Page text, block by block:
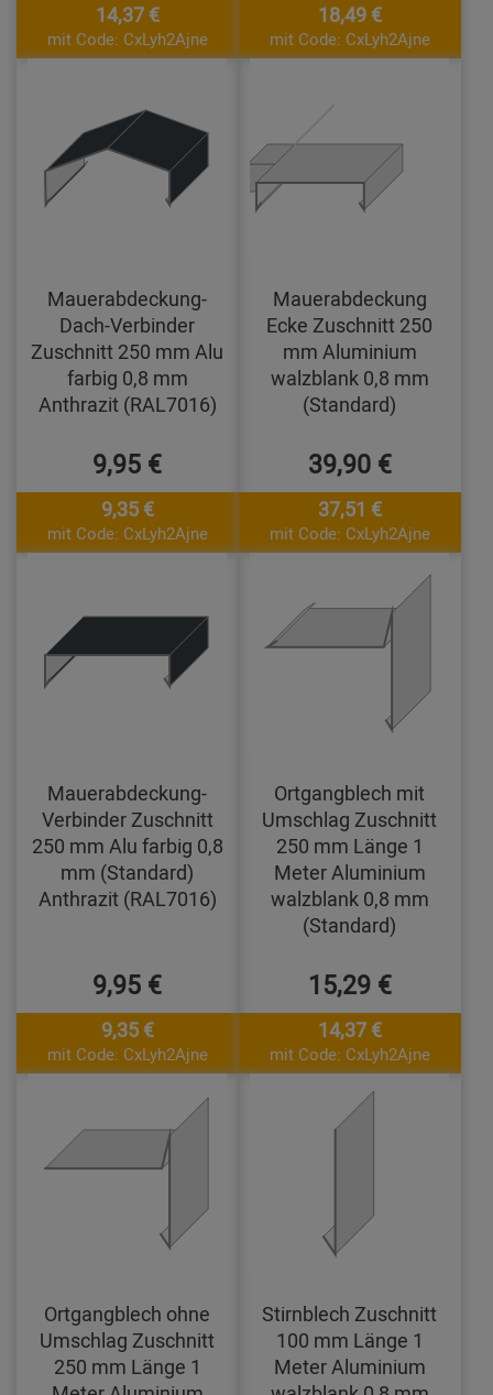
14,37 €
mit Code: CxLyh2Ajne
18,49 €
mit Code: CxLyh2Ajne
Mauerabdeckung-
Dach-Verbinder
Zuschnitt 250 mm Alu
farbig 0,8 mm
Anthrazit (RAL7016)
9,95 €
9,35 €
mit Code: CxLyh2Ajne
Mauerabdeckung
Ecke Zuschnitt 250
mm Aluminium
walzblank 0,8 mm
(Standard)
39,90 €
37,51 €
mit Code: CxLyh2Ajne
Mauerabdeckung-
Verbinder Zuschnitt
250 mm Alu farbig 0,8
mm (Standard)
Anthrazit (RAL7016)
9,95 €
9,35 €
mit Code: CxLyh2Ajne
Ortgangblech mit
Umschlag Zuschnitt
250 mm Länge 1
Meter Aluminium
walzblank 0,8 mm
(Standard)
15,29 €
14,37 €
mit Code: CxLyh2Ajne
Ortgangblech ohne
Umschlag Zuschnitt
250 mm Länge 1
Stirnblech Zuschnitt
100 mm Länge 1
Meter Aluminium